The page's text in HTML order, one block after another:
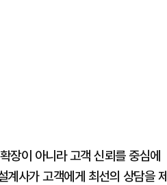
이 아니라 고객 신뢰를 중심에
사가 고객에게 최선의 상담을 제